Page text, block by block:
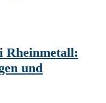
Rheinmetall:
und